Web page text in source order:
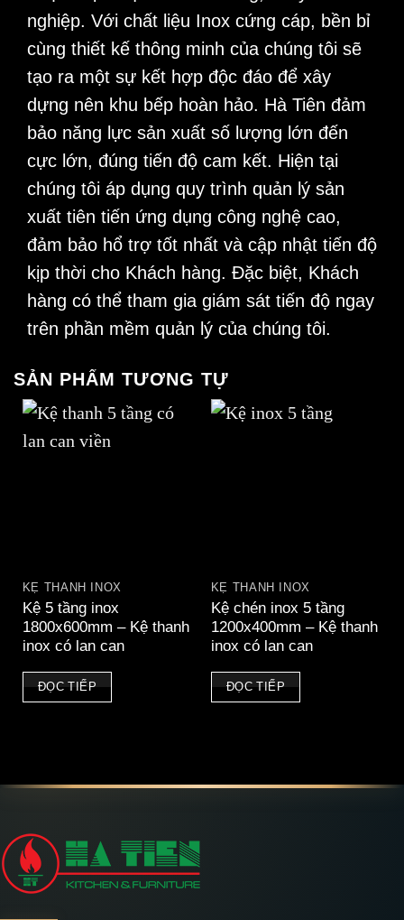
nghiệp. Với chất liệu Inox cứng cáp, bền bỉ
cùng thiết kế thông minh của chúng tôi sẽ
tạo ra một sự kết hợp độc đáo để xây
dựng nên khu bếp hoàn hảo. Hà Tiên đảm
bảo năng lực sản xuất số lượng lớn đến
cực lớn, đúng tiến độ cam kết. Hiện tại
chúng tôi áp dụng quy trình quản lý sản
xuất tiên tiến ứng dụng công nghệ cao,
đảm bảo hổ trợ tốt nhất và cập nhật tiến độ
kịp thời cho Khách hàng. Đặc biệt, Khách
hàng có thể tham gia giám sát tiến độ ngay
trên phần mềm quản lý của chúng tôi.
SẢN PHẨM TƯƠNG TỰ
KỆ THANH INOX
Kệ 5 tầng inox
1800x600mm – Kệ thanh
inox có lan can
ĐỌC TIẾP
KỆ THANH INOX
Kệ chén inox 5 tầng
1200x400mm – Kệ thanh
inox có lan can
ĐỌC TIẾP